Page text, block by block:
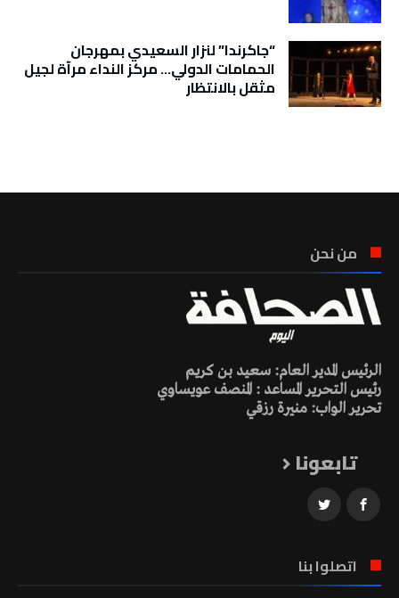
“جاكرندا” لنزار السعيدي بمهرجان
الحمامات الدولي… مركز النداء مرآة لجيل
مثقل بالانتظار
من نحن
الرئيس المدير العام: سعيد بن كريم
رئيس التحرير المساعد : المنصف عويساوي
تحرير الواب: منيرة رزقي
تابعونا
اتصلوا بنا